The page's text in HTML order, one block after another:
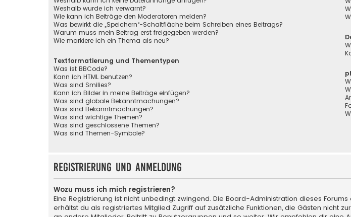
Weshalb wurde ich verwarnt?
Wie kann ich Beiträge den Moderatoren melden?
Was bewirkt die „Speichern“-Schaltfläche beim Schreiben eines Beitrags?
Warum muss mein Beitrag erst freigegeben werden?
Wie markiere ich ein Thema als neu?
Textformatierung und Thementypen
Was ist BBCode?
Kann ich HTML benutzen?
Was sind Smilies?
Kann ich Bilder in meine Beiträge einfügen?
Was sind globale Bekanntmachungen?
Was sind Bekanntmachungen?
Was sind wichtige Themen?
Was sind geschlossene Themen?
Was sind Themen-Symbole?
Registrierung und Anmeldung
Wozu muss ich mich registrieren?
Eine Registrierung ist nicht unbedingt zwingend. Die Board-Administration dieses
erhältst du als registriertes Mitglied Zugriff auf zusätzliche Funktionen, die Gästen nicht